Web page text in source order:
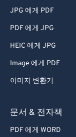
JPG 에게 PDF
PDF 에게 JPG
HEIC 에게 JPG
Image 에게 PDF
이미지 변환기
문서 & 전자책
PDF 에게 WORD